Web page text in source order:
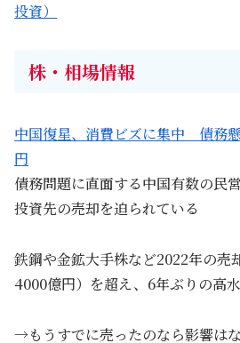
投資）
株・相場情報
中国復星、消費ビズに集中 債務
円
債務問題に直面する中国有数の民
投資先の売却を迫られている
鉄鋼や金鉱大手株など2022年の売
4000億円）を超え、6年ぶりの高
→もうすでに売ったのなら影響は